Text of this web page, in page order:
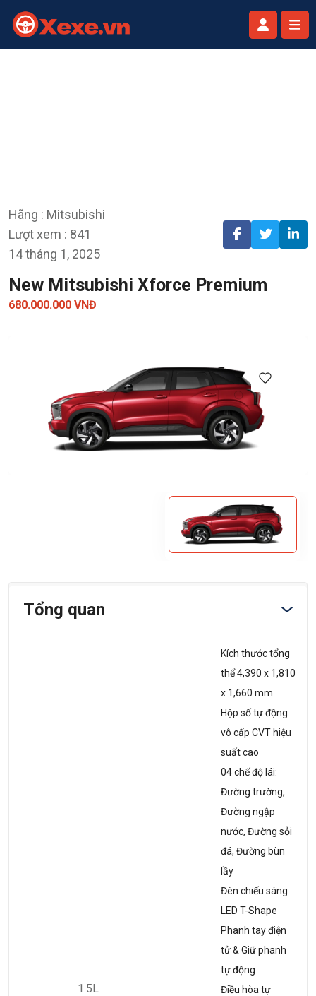
Hãng : Mitsubishi
Lượt xem : 841
14 tháng 1, 2025
New Mitsubishi Xforce Premium
680.000.000 VNĐ
Tổng quan
1.5L
Kích thước tổng
thể 4,390 x 1,810
x 1,660 mm
Hộp số tự động
vô cấp CVT hiệu
suất cao
04 chế độ lái:
Đường trường,
Đường ngập
nước, Đường sỏi
đá, Đường bùn
lầy
Đèn chiếu sáng
LED T-Shape
Phanh tay điện
tử & Giữ phanh
tự động
Điều hòa tự